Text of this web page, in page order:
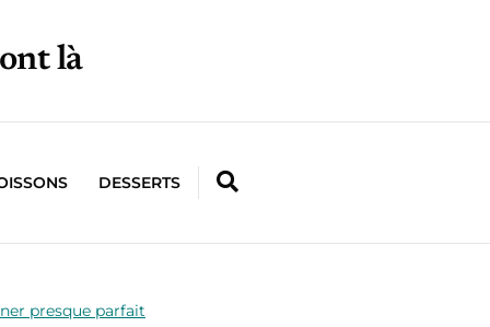
là
DESSERTS
presque parfait